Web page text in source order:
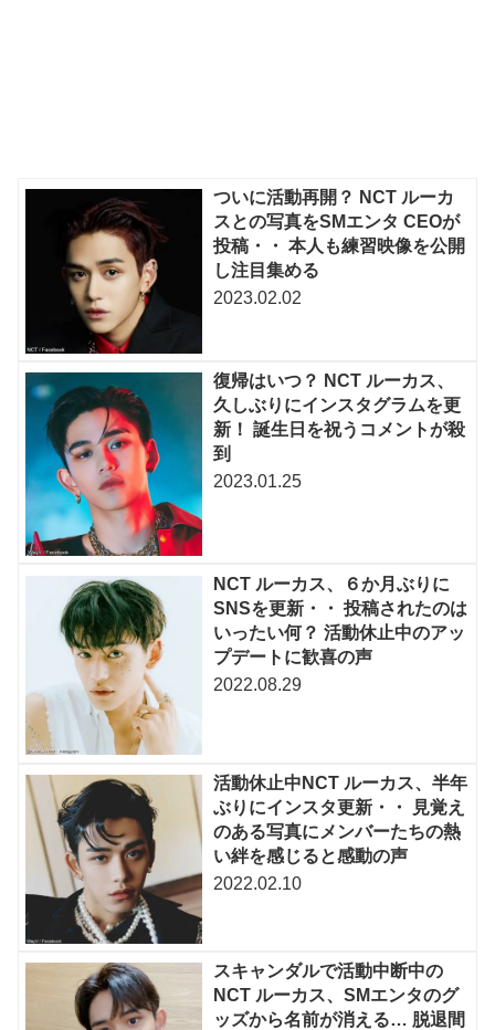
ついに活動再開？ NCT ルーカ
スとの写真をSMエンタ CEOが
投稿・・ 本人も練習映像を公開
し注目集める
2023.02.02
復帰はいつ？ NCT ルーカス、
久しぶりにインスタグラムを更
新！ 誕生日を祝うコメントが殺
到
2023.01.25
NCT ルーカス、６か月ぶりに
SNSを更新・・ 投稿されたのは
いったい何？ 活動休止中のアッ
プデートに歓喜の声
2022.08.29
活動休止中NCT ルーカス、半年
ぶりにインスタ更新・・ 見覚え
のある写真にメンバーたちの熱
い絆を感じると感動の声
2022.02.10
スキャンダルで活動中断中の
NCT ルーカス、SMエンタのグ
ッズから名前が消える… 脱退間